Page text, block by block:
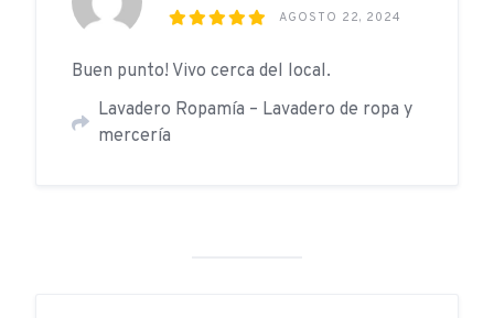
AGOSTO 22, 2024
Buen punto! Vivo cerca del local.
Lavadero Ropamía – Lavadero de ropa y
mercería